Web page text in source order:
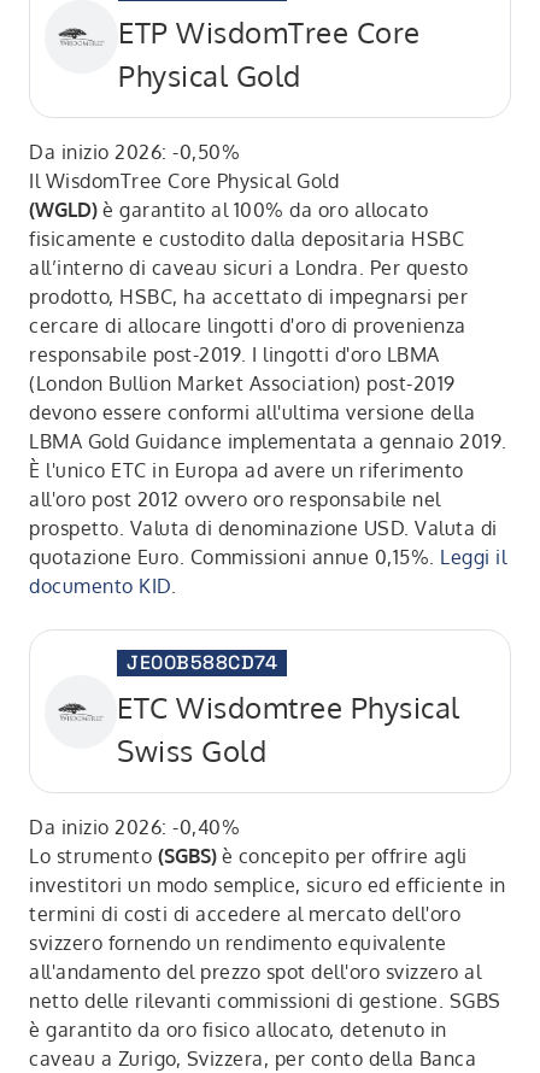
ETP WisdomTree Core
Physical Gold
Da inizio 2026: -0,50%
Il WisdomTree Core Physical Gold
(WGLD) è garantito al 100% da oro allocato
fisicamente e custodito dalla depositaria HSBC
all’interno di caveau sicuri a Londra. Per questo
prodotto, HSBC, ha accettato di impegnarsi per
cercare di allocare lingotti d'oro di provenienza
responsabile post-2019. I lingotti d'oro LBMA
(London Bullion Market Association) post-2019
devono essere conformi all'ultima versione della
LBMA Gold Guidance implementata a gennaio 2019.
È l'unico ETC in Europa ad avere un riferimento
all'oro post 2012 ovvero oro responsabile nel
prospetto. Valuta di denominazione USD. Valuta di
quotazione Euro. Commissioni annue 0,15%. Leggi il
documento KID.
JE00B588CD74
ETC Wisdomtree Physical
Swiss Gold
Da inizio 2026: -0,40%
Lo strumento (SGBS) è concepito per offrire agli
investitori un modo semplice, sicuro ed efficiente in
termini di costi di accedere al mercato dell'oro
svizzero fornendo un rendimento equivalente
all'andamento del prezzo spot dell'oro svizzero al
netto delle rilevanti commissioni di gestione. SGBS
è garantito da oro fisico allocato, detenuto in
caveau a Zurigo, Svizzera, per conto della Banca